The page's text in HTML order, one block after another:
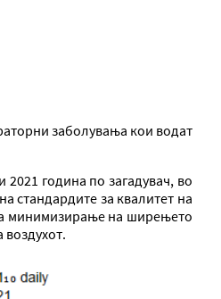
заболувања кои водат
2021 година по загадувач, во
стандардите за квалитет на
минимизирање на ширењето